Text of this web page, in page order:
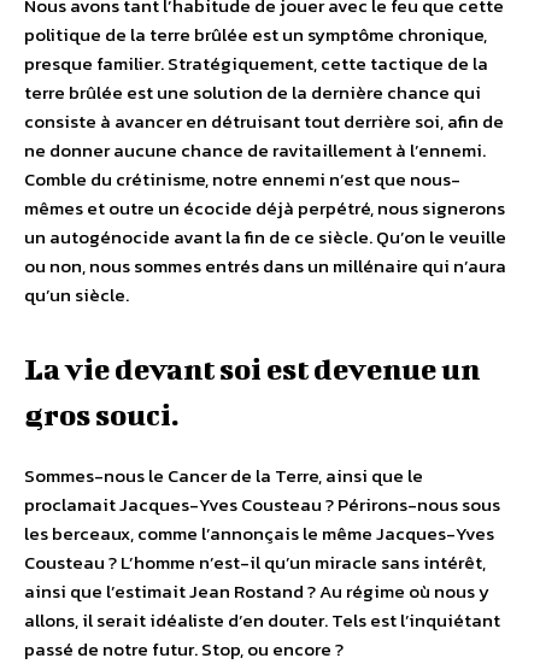
politique de la terre brûlée est un symptôme chronique,
presque familier. Stratégiquement, cette tactique de la
terre brûlée est une solution de la dernière chance qui
consiste à avancer en détruisant tout derrière soi, afin de
ne donner aucune chance de ravitaillement à l’ennemi.
Comble du crétinisme, notre ennemi n’est que nous-
mêmes et outre un écocide déjà perpétré, nous signerons
un autogénocide avant la fin de ce siècle. Qu’on le veuille
ou non, nous sommes entrés dans un millénaire qui n’aura
qu’un siècle.
La vie devant soi est devenue un
gros souci.
Sommes-nous le Cancer de la Terre, ainsi que le
proclamait Jacques-Yves Cousteau ? Périrons-nous sous
les berceaux, comme l’annonçais le même Jacques-Yves
Cousteau ? L’homme n’est-il qu’un miracle sans intérêt,
ainsi que l’estimait Jean Rostand ? Au régime où nous y
allons, il serait idéaliste d’en douter. Tels est l’inquiétant
passé de notre futur. Stop, ou encore ?